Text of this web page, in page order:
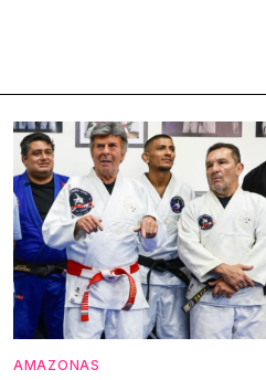
AMAZONAS